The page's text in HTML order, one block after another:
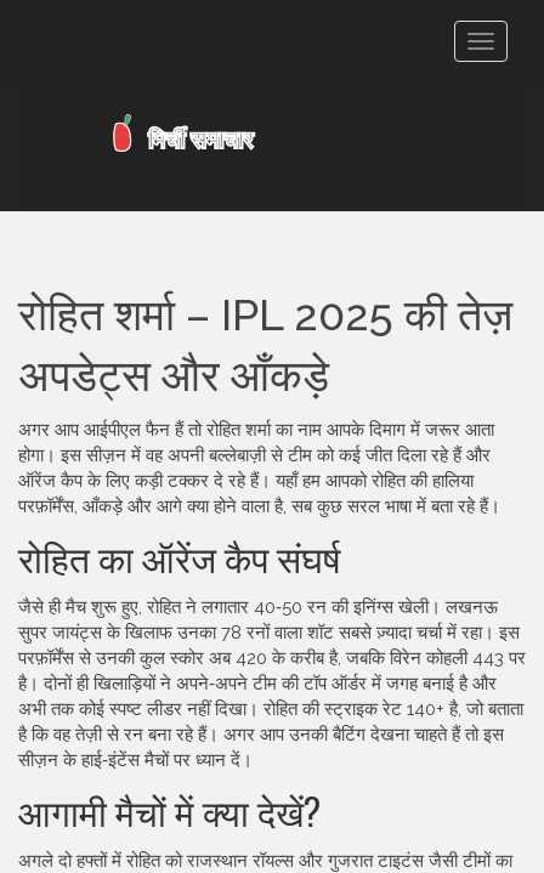
टॉगल
रोहित शर्मा – IPL 2025 की तेज़
अपडेट्स और आँकड़े
अगर आप आईपीएल फैन हैं तो रोहित शर्मा का नाम आपके दिमाग में जरूर आता
होगा। इस सीज़न में वह अपनी बल्लेबाज़ी से टीम को कई जीत दिला रहे हैं और
ऑरेंज कैप के लिए कड़ी टक्कर दे रहे हैं। यहाँ हम आपको रोहित की हालिया
परफ़ॉर्मेंस, आँकड़े और आगे क्या होने वाला है, सब कुछ सरल भाषा में बता रहे हैं।
रोहित का ऑरेंज कैप संघर्ष
जैसे ही मैच शुरू हुए, रोहित ने लगातार 40‑50 रन की इनिंग्स खेली। लखनऊ
सुपर जायंट्स के खिलाफ उनका 78 रनों वाला शॉट सबसे ज़्यादा चर्चा में रहा। इस
परफ़ॉर्मेंस से उनकी कुल स्कोर अब 420 के करीब है, जबकि विरेन कोहली 443 पर
है। दोनों ही खिलाड़ियों ने अपने‑अपने टीम की टॉप ऑर्डर में जगह बनाई है और
अभी तक कोई स्पष्ट लीडर नहीं दिखा। रोहित की स्ट्राइक रेट 140+ है, जो बताता
है कि वह तेज़ी से रन बना रहे हैं। अगर आप उनकी बैटिंग देखना चाहते हैं तो इस
सीज़न के हाई‑इंटेंस मैचों पर ध्यान दें।
आगामी मैचों में क्या देखें?
अगले दो हफ्तों में रोहित को राजस्थान रॉयल्स और गुजरात टाइटंस जैसी टीमों का